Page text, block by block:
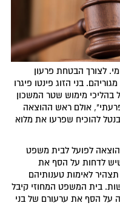
לצורך הבטחת פרעון
בני הזוג פינטו פיגרו
בהליכי מימוש שטר המשכון
אולם ראש ההוצאה
להוכיח שפרעו את מלוא
לפועל לבית משפט
לדחות על הסף את
לאימות טענותיהם
בית המשפט המחוזי קיבל
על הסף את ערעורם של בני